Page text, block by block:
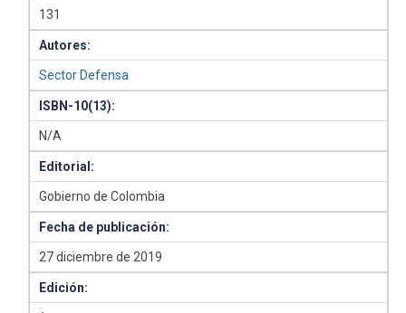
131
Autores:
Sector Defensa
ISBN-10(13):
N/A
Editorial:
Gobierno de Colombia
Fecha de publicación:
27 diciembre de 2019
Edición: